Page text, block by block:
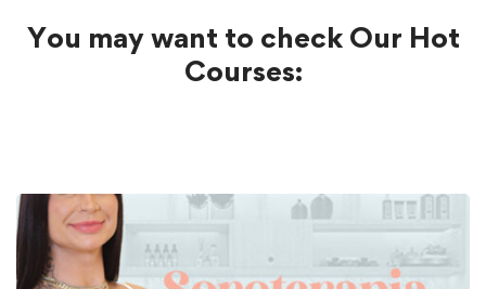
You may want to check Our Hot
Courses: